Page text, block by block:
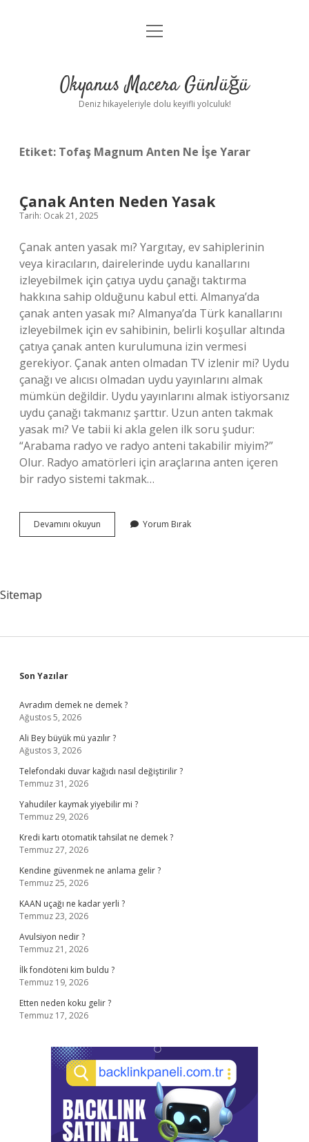
Anasayfa
Yasal Uyarı
menüyü
Okyanus Macera Günlüğü
Deniz hikayeleriyle dolu keyifli yolculuk!
Etiket: Tofaş Magnum Anten Ne İşe Yarar
Çanak Anten Neden Yasak
Tarih: Ocak 21, 2025
Çanak anten yasak mı? Yargıtay, ev sahiplerinin
veya kiracıların, dairelerinde uydu kanallarını
izleyebilmek için çatıya uydu çanağı taktırma
hakkına sahip olduğunu kabul etti. Almanya’da
çanak anten yasak mı? Almanya’da Türk kanallarını
izleyebilmek için ev sahibinin, belirli koşullar altında
çatıya çanak anten kurulumuna izin vermesi
gerekiyor. Çanak anten olmadan TV izlenir mi? Uydu
çanağı ve alıcısı olmadan uydu yayınlarını almak
mümkün değildir. Uydu yayınlarını almak istiyorsanız
uydu çanağı takmanız şarttır. Uzun anten takmak
yasak mı? Ve tabii ki akla gelen ilk soru şudur:
“Arabama radyo ve radyo anteni takabilir miyim?”
Olur. Radyo amatörleri için araçlarına anten içeren
bir radyo sistemi takmak…
Devamını okuyun
Anten
Yorum Bırak
Sitemap
Sidebar
Son Yazılar
Avradım demek ne demek ?
Ağustos 5, 2026
Ali Bey büyük mü yazılır ?
Ağustos 3, 2026
Telefondaki duvar kağıdı nasıl değiştirilir ?
Temmuz 31, 2026
Yahudiler kaymak yiyebilir mi ?
Temmuz 29, 2026
Kredi kartı otomatik tahsilat ne demek ?
Temmuz 27, 2026
Kendine güvenmek ne anlama gelir ?
Temmuz 25, 2026
KAAN uçağı ne kadar yerli ?
Temmuz 23, 2026
Avulsiyon nedir ?
Temmuz 21, 2026
İlk fondöteni kim buldu ?
Temmuz 19, 2026
Etten neden koku gelir ?
Temmuz 17, 2026